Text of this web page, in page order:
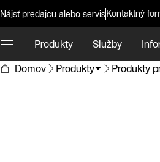
Nájsť predajcu alebo servisKontaktný
Produkty Služby
Domov
Produkty Produkty